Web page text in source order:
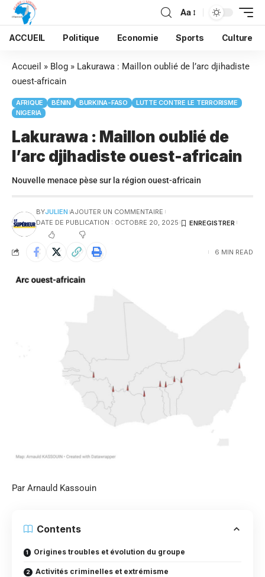
Aa
ACCUEIL Politique Economie Sports Culture
Accueil » Blog » Lakurawa : Maillon oublié de l’arc djihadiste
ouest-africain
AFRIQUE BÉNIN BURKINA-FASO
LUTTE CONTRE LE TERRORISME
NIGERIA
Lakurawa : Maillon oublié de
l’arc djihadiste ouest-africain
Nouvelle menace pèse sur la région ouest-africain
BYJULIEN AJOUTER UN COMMENTAIRE
DATE DE PUBLICATION : OCTOBRE 20, 2025
6 MIN READ
Par Arnauld Kassouin
Contents
Origines troubles et évolution du groupe
Activités criminelles et extrémisme